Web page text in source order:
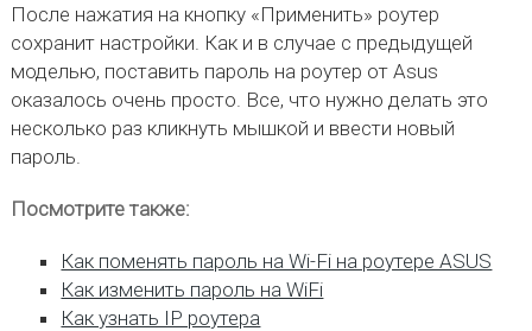
После нажатия на кнопку «Применить» роутер
сохранит настройки. Как и в случае с предыдущей
моделью, поставить пароль на роутер от Asus
оказалось очень просто. Все, что нужно делать это
несколько раз кликнуть мышкой и ввести новый
пароль.
Посмотрите также:
Как поменять пароль на Wi-Fi на роутере ASUS
Как изменить пароль на WiFi
Как узнать IP роутера